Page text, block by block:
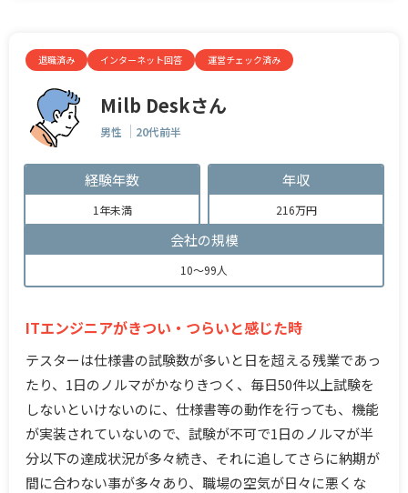
退職済み インターネット回答 運営チェック済み
Milb Deskさん
男性 20代前半
経験年数
1年未満
年収
216万円
会社の規模
10～99人
ITエンジニアがきつい・つらいと感じた時
テスターは仕様書の試験数が多いと日を超える残業であっ
たり、1日のノルマがかなりきつく、毎日50件以上試験を
しないといけないのに、仕様書等の動作を行っても、機能
が実装されていないので、試験が不可で1日のノルマが半
分以下の達成状況が多々続き、それに追してさらに納期が
間に合わない事が多々あり、職場の空気が日々に悪くな